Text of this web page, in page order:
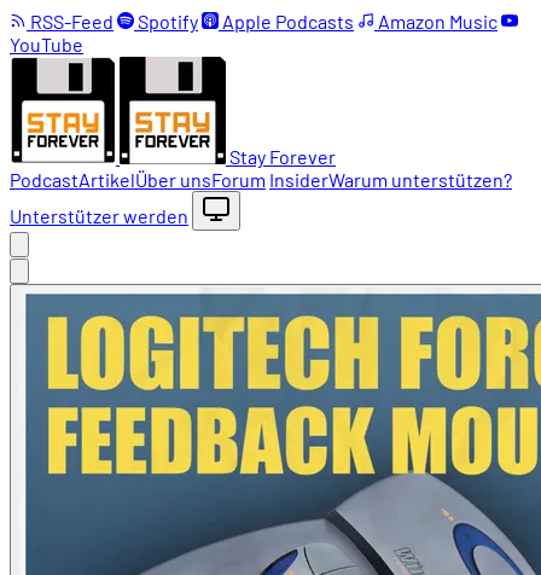
RSS-Feed Spotify Apple Podcasts
Amazon Music
YouTube
Stay Forever
PodcastArtikelÜber unsForum InsiderWarum unterstützen?
Unterstützer werden